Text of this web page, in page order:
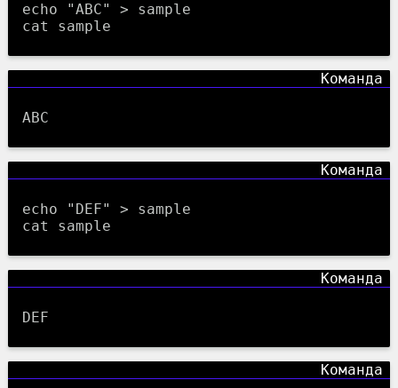
echo "ABC" > sample
cat sample
ABC
echo "DEF" > sample
cat sample
DEF